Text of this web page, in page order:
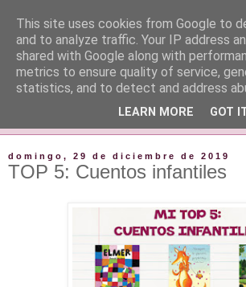
domingo, 29 de diciembre de 2019
TOP 5: Cuentos infantiles
This site uses cookies from Google to
and to analyze traffic. Your IP address
shared with Google along with
metrics to ensure quality of service,
statistics, and to detect and address
LEARN MORE GOT